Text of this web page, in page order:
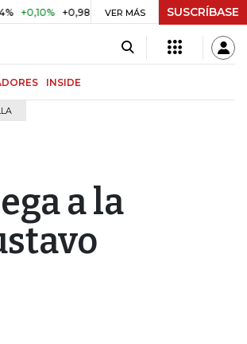
+0,98% UVR $ 416,91 +$ 0,05 +0,01%
VER MÁS SUSCRÍBASE
INSIDE
a la